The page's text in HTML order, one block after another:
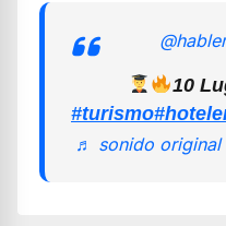
10
#turismo
♬ sonido original